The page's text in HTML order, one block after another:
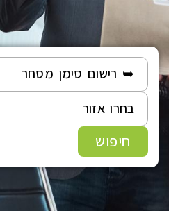
פלילי
משפט מסחרי
משפט אזרחי
רשלנות רפואית
פשיטת רגל
➥ רישום סימן מסחר
בחרו אזור
חיפוש